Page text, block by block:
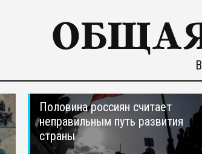
Половина россиян считает
неправильным путь развития
страны